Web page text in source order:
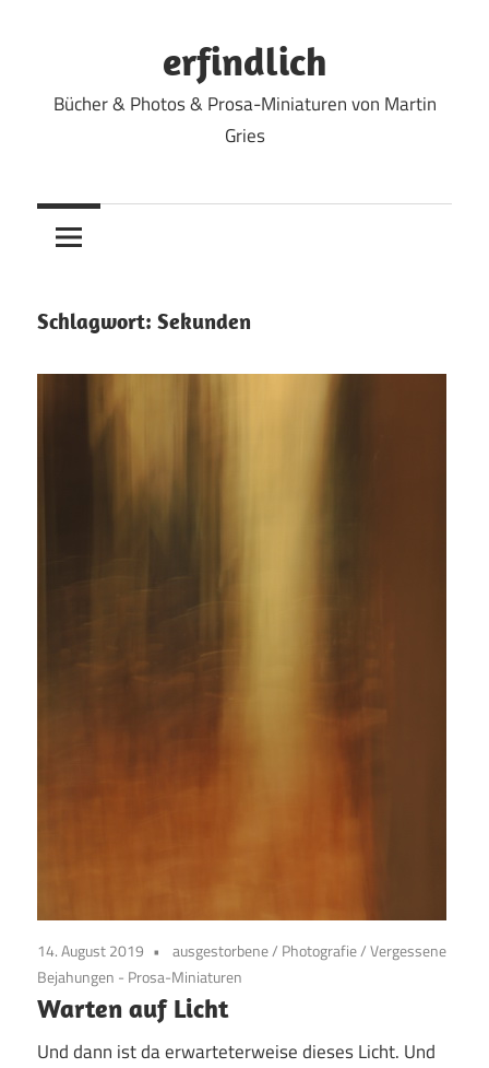
erfindlich
Bücher & Photos & Prosa-Miniaturen von Martin
Gries
Schlagwort: Sekunden
14. August 2019 ausgestorbene/ Photografie/Vergessene
Bejahungen - Prosa-Miniaturen
Warten auf Licht
Und dann ist da erwarteterweise dieses Licht. Und